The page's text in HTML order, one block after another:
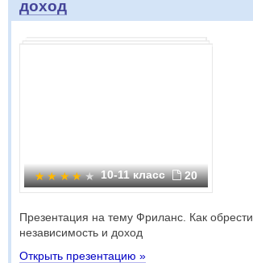
доход
10-11 класс 20
Презентация на тему Фриланс. Как обрести
независимость и доход
Открыть презентацию »